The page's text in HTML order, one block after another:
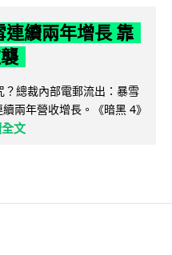
連續兩年增長 靠
總裁內部電郵流出：暴雪
兩年營收增長。《暗黑 4》
文